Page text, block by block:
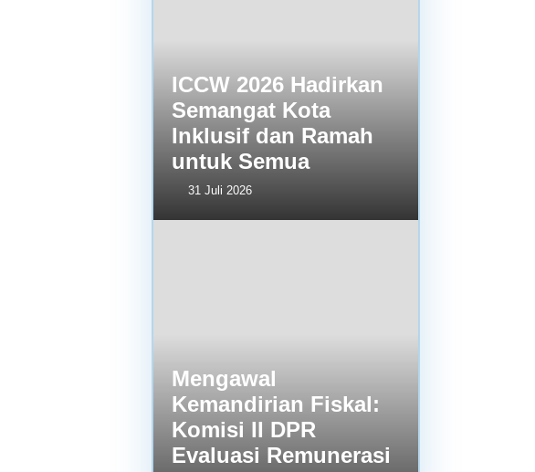
ICCW 2026 Hadirkan
Semangat Kota
Inklusif dan Ramah
untuk Semua
31 Juli 2026
Mengawal
Kemandirian Fiskal:
Komisi II DPR
Evaluasi Remunerasi